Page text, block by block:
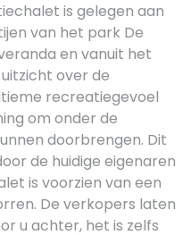
is gelegen aan
van het park De
en vanuit het
over de
recreatiegevoel
om onder de
doorbrengen. Dit
de huidige eigenaren
is voorzien van een
De verkopers laten
u achter, het is zelfs